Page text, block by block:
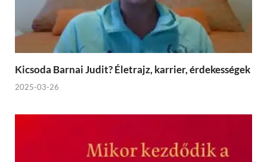
Kicsoda Barnai Judit? Életrajz, karrier, érdekességek
2025-03-26